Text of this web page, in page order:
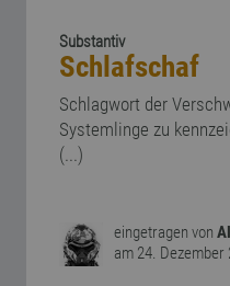
Substantiv
Schlafschaf
Schlagwort der
Systemlinge zu
(...)
eingetragen von
am 24. Dezember